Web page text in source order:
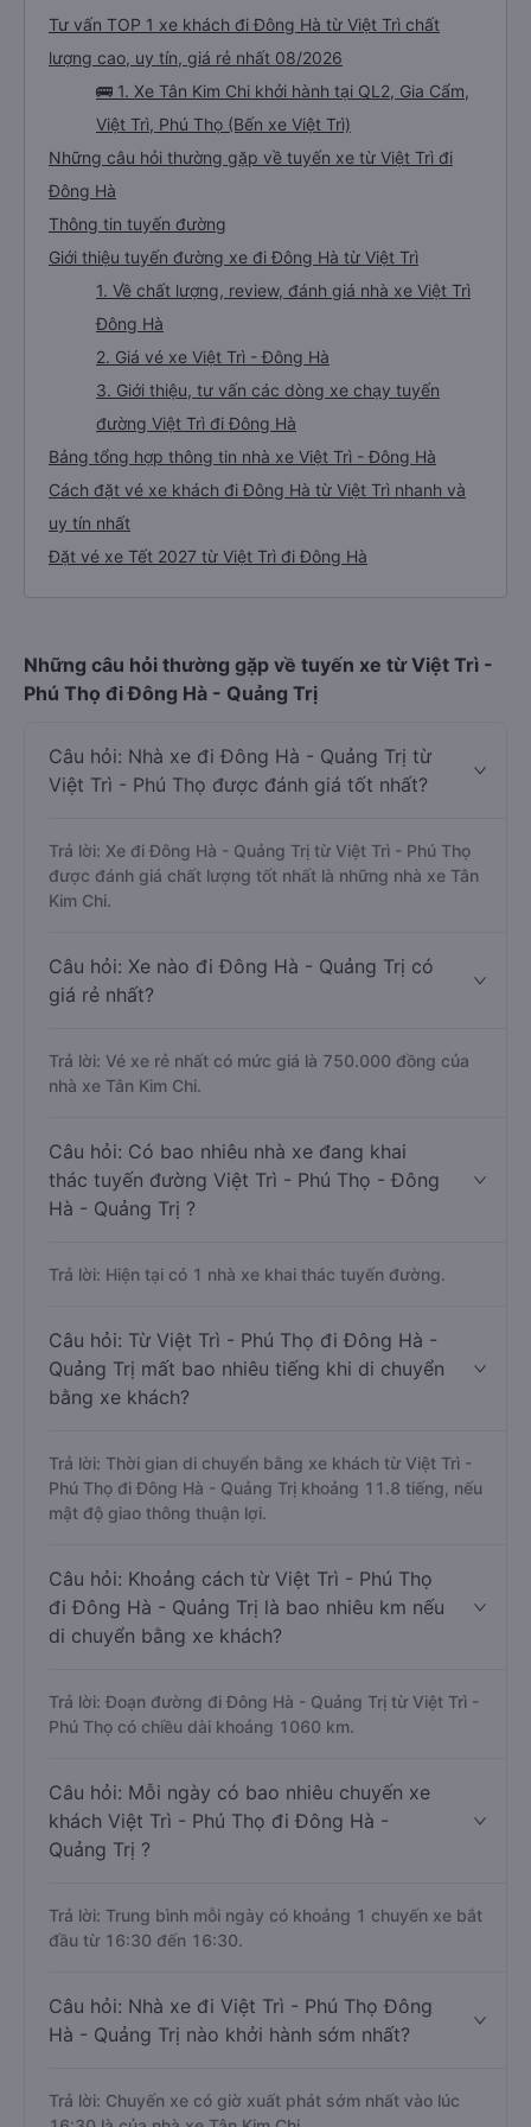
dụng ở Việt Nam. Sự sạch sẽ, thoải mái và yên tĩnh tạo nên sự khác biệt
đáng kể và tôi sẽ giới thiệu dịch vụ này cho bất kỳ ai đi tuyến đường này.
Tư vấn TOP 1 xe khách đi Đông Hà từ Việt Trì chất
lượng cao, uy tín, giá rẻ nhất 08/2026
🚌 1. Xe Tân Kim Chi khởi hành tại QL2, Gia Cẩm,
Việt Trì, Phú Thọ (Bến xe Việt Trì)
Những câu hỏi thường gặp về tuyến xe từ Việt Trì đi
Đông Hà
Thông tin tuyến đường
Giới thiệu tuyến đường xe đi Đông Hà từ Việt Trì
1. Về chất lượng, review, đánh giá nhà xe Việt Trì
Đông Hà
2. Giá vé xe Việt Trì - Đông Hà
3. Giới thiệu, tư vấn các dòng xe chạy tuyến
đường Việt Trì đi Đông Hà
Bảng tổng hợp thông tin nhà xe Việt Trì - Đông Hà
Cách đặt vé xe khách đi Đông Hà từ Việt Trì nhanh và
uy tín nhất
Đặt vé xe Tết 2027 từ Việt Trì đi Đông Hà
Những câu hỏi thường gặp về tuyến xe từ Việt Trì -
Phú Thọ đi Đông Hà - Quảng Trị
Câu hỏi: Nhà xe đi Đông Hà - Quảng Trị từ
Việt Trì - Phú Thọ được đánh giá tốt nhất?
Trả lời: Xe đi Đông Hà - Quảng Trị từ Việt Trì - Phú Thọ
được đánh giá chất lượng tốt nhất là những nhà xe Tân
Kim Chi.
Câu hỏi: Xe nào đi Đông Hà - Quảng Trị có
giá rẻ nhất?
Trả lời: Vé xe rẻ nhất có mức giá là 750.000 đồng của
nhà xe Tân Kim Chi.
Câu hỏi: Có bao nhiêu nhà xe đang khai
thác tuyến đường Việt Trì - Phú Thọ - Đông
Hà - Quảng Trị ?
Trả lời: Hiện tại có 1 nhà xe khai thác tuyến đường.
Câu hỏi: Từ Việt Trì - Phú Thọ đi Đông Hà -
Quảng Trị mất bao nhiêu tiếng khi di chuyển
bằng xe khách?
Trả lời: Thời gian di chuyển bằng xe khách từ Việt Trì -
Phú Thọ đi Đông Hà - Quảng Trị khoảng 11.8 tiếng, nếu
mật độ giao thông thuận lợi.
Câu hỏi: Khoảng cách từ Việt Trì - Phú Thọ
đi Đông Hà - Quảng Trị là bao nhiêu km nếu
di chuyển bằng xe khách?
Trả lời: Đoạn đường đi Đông Hà - Quảng Trị từ Việt Trì -
Phú Thọ có chiều dài khoảng 1060 km.
Câu hỏi: Mỗi ngày có bao nhiêu chuyến xe
khách Việt Trì - Phú Thọ đi Đông Hà -
Quảng Trị ?
Trả lời: Trung bình mỗi ngày có khoảng 1 chuyến xe bắt
đầu từ 16:30 đến 16:30.
Câu hỏi: Nhà xe đi Việt Trì - Phú Thọ Đông
Hà - Quảng Trị nào khởi hành sớm nhất?
Trả lời: Chuyến xe có giờ xuất phát sớm nhất vào lúc